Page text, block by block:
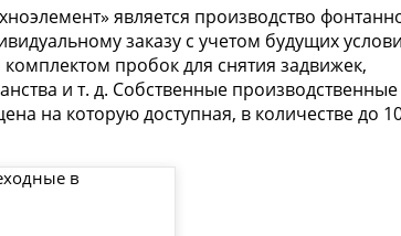
является производство
заказу с учетом будущих
пробок для снятия задвижек,
и т. д. Собственные
на которую доступная, в количестве до